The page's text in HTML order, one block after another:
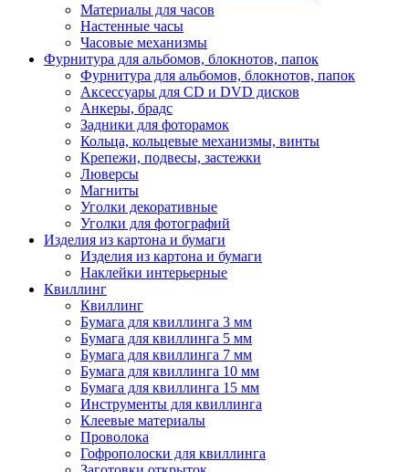
Материалы для часов
Настенные часы
Часовые механизмы
Фурнитура для альбомов, блокнотов, папок
Фурнитура для альбомов, блокнотов, папок
Аксессуары для CD и DVD дисков
Анкеры, брадс
Задники для фоторамок
Кольца, кольцевые механизмы, винты
Крепежи, подвесы, застежки
Люверсы
Магниты
Уголки декоративные
Уголки для фотографий
Изделия из картона и бумаги
Изделия из картона и бумаги
Наклейки интерьерные
Квиллинг
Квиллинг
Бумага для квиллинга 3 мм
Бумага для квиллинга 5 мм
Бумага для квиллинга 7 мм
Бумага для квиллинга 10 мм
Бумага для квиллинга 15 мм
Инструменты для квиллинга
Клеевые материалы
Проволока
Гофрополоски для квиллинга